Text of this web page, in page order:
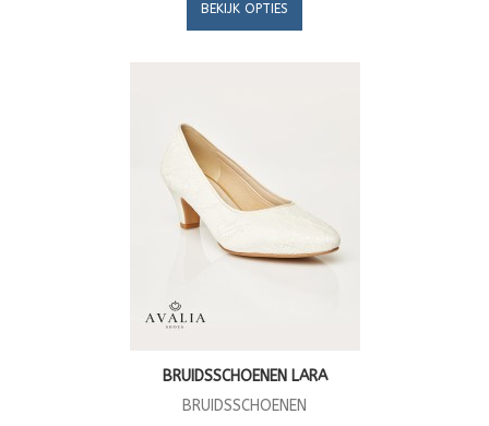
BEKIJK OPTIES
BRUIDSSCHOENEN LARA
BRUIDSSCHOENEN